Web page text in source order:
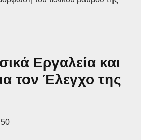
Εργαλεία και
τον Έλεγχο της